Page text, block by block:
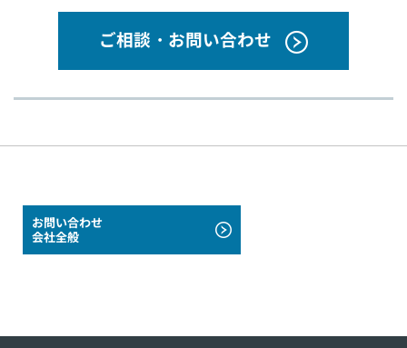
ご相談・お問い合わせ
お問い合わせ
会社全般